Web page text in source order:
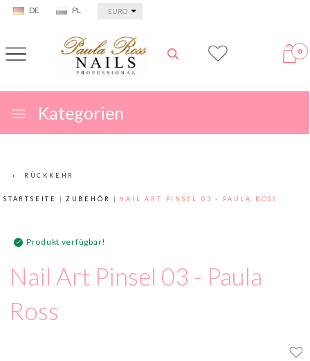
DE PL currency_h
EURO
0
Kategorien
RÜCKKEHR
STARTSEITE ZUBEHÖR NAIL ART PINSEL 03 - PAULA ROSS
Produkt verfügbar!
Nail Art Pinsel 03 - Paula
Ross